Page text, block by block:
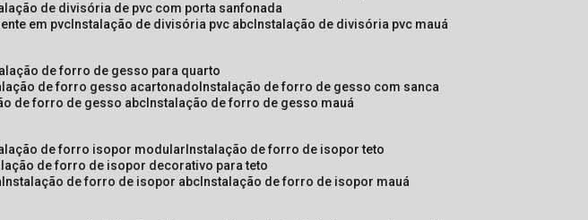
de divisória de pvc com porta sanfonada
em pvc instalação de divisória pvc abc instalação de divisória pvc mauá
de forro de gesso para quarto
de forro gesso acartonado instalação de forro de gesso com sanca
de forro de gesso abc instalação de forro de gesso mauá
de forro isopor modular instalação de forro de isopor teto
de forro de isopor decorativo para teto
instalação de forro de isopor abc instalação de forro de isopor mauá